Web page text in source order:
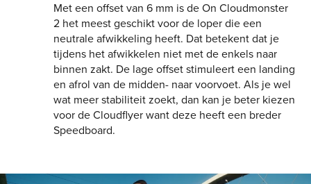
Met een offset van 6 mm is de On Cloudmonster
2 het meest geschikt voor de loper die een
neutrale afwikkeling heeft. Dat betekent dat je
tijdens het afwikkelen niet met de enkels naar
binnen zakt. De lage offset stimuleert een landing
en afrol van de midden- naar voorvoet. Als je wel
wat meer stabiliteit zoekt, dan kan je beter kiezen
voor de Cloudflyer want deze heeft een breder
Speedboard.